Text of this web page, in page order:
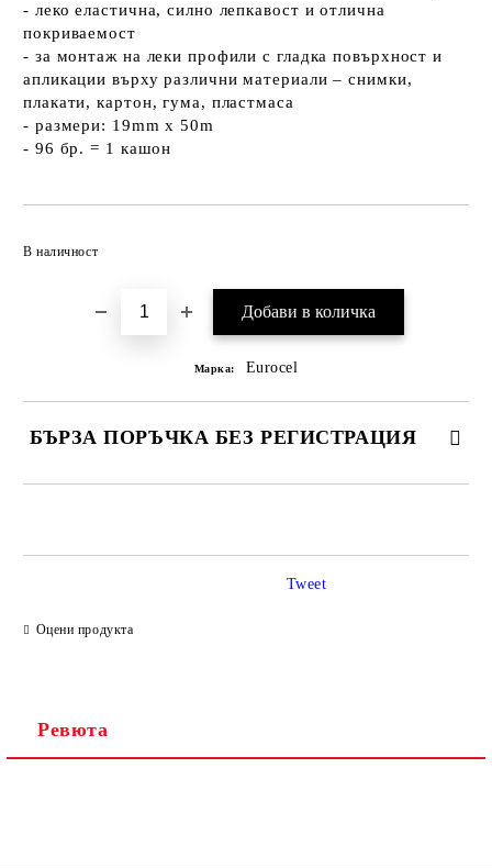
- леко еластична, силно лепкавост и отлична
покриваемост
- за монтаж на леки профили с гладка повърхност и
апликации върху различни материали – снимки,
плакати, картон, гума, пластмаса
- размери: 19mm x 50m
- 96 бр. = 1 кашон
В наличност
Марка: Eurocel
БЪРЗА ПОРЪЧКА БЕЗ РЕГИСТРАЦИЯ
Оцени продукта
Tweet
Ревюта